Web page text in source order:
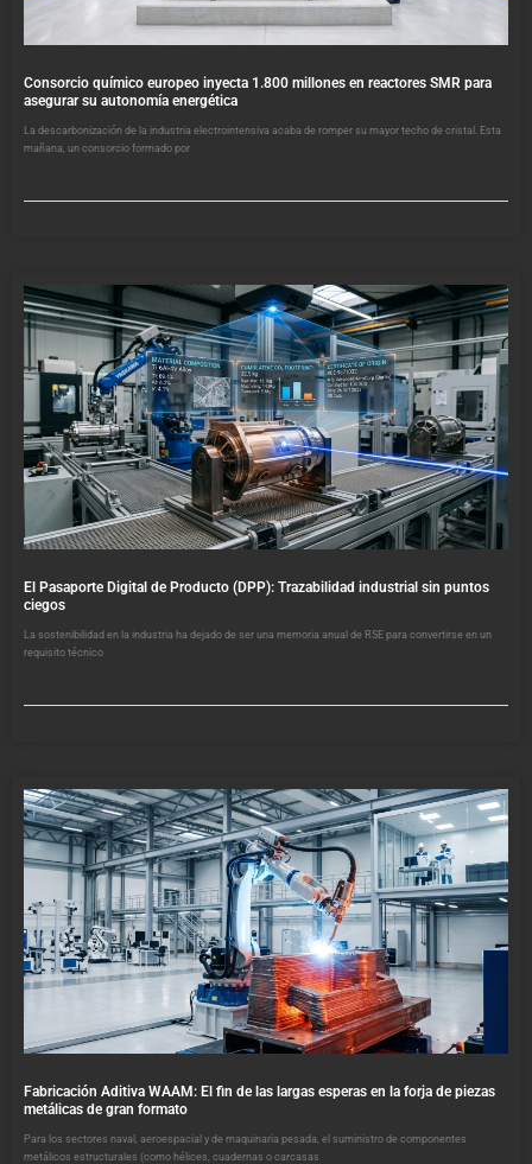
Consorcio químico europeo inyecta 1.800 millones en reactores SMR para
asegurar su autonomía energética
La descarbonización de la industria electrointensiva acaba de romper su mayor techo de cristal. Esta
mañana, un consorcio formado por
El Pasaporte Digital de Producto (DPP): Trazabilidad industrial sin puntos
ciegos
La sostenibilidad en la industria ha dejado de ser una memoria anual de RSE para convertirse en un
requisito técnico
Fabricación Aditiva WAAM: El fin de las largas esperas en la forja de piezas
metálicas de gran formato
Para los sectores naval, aeroespacial y de maquinaria pesada, el suministro de componentes
metálicos estructurales (como hélices, cuadernas o carcasas